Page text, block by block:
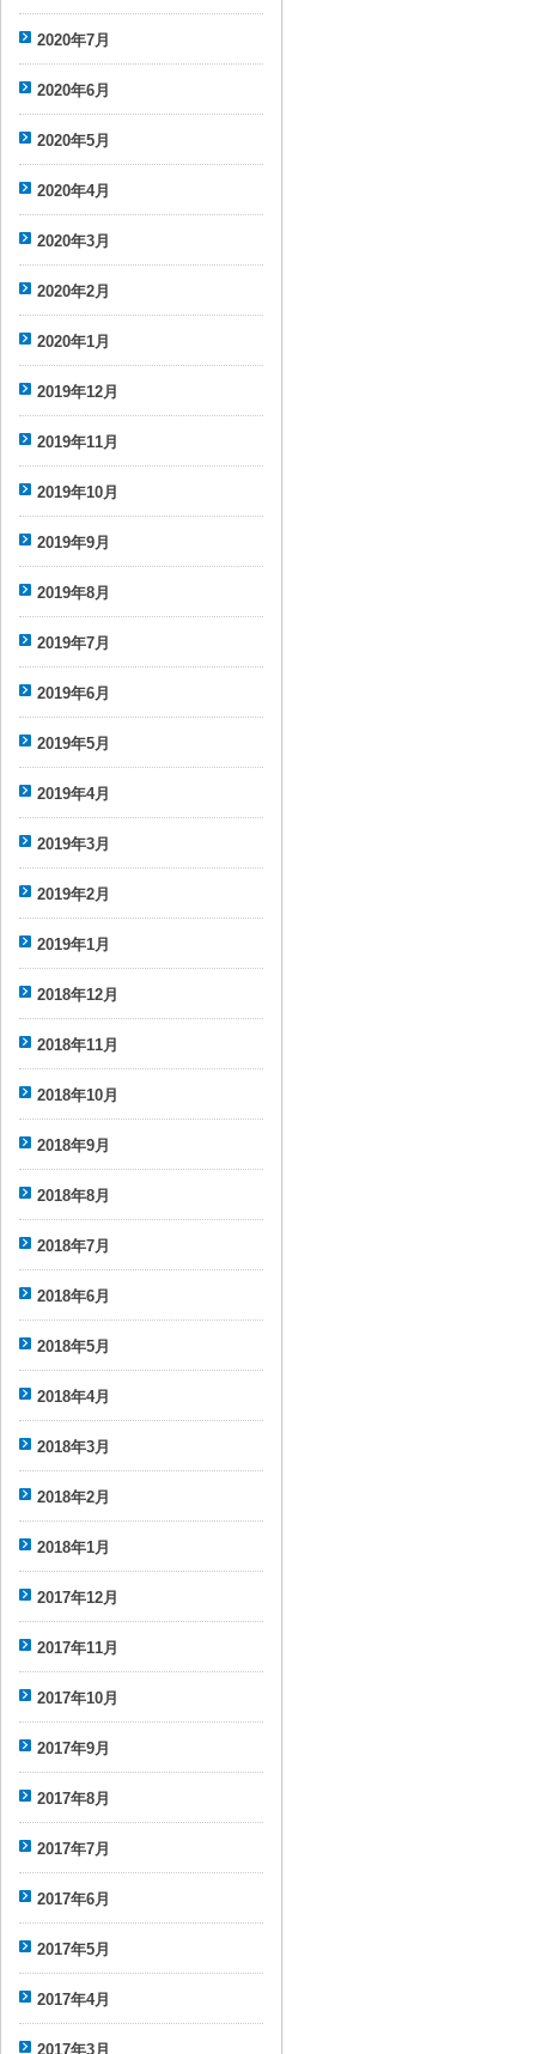
2020年7月
2020年6月
2020年5月
2020年4月
2020年3月
2020年2月
2020年1月
2019年12月
2019年11月
2019年10月
2019年9月
2019年8月
2019年7月
2019年6月
2019年5月
2019年4月
2019年3月
2019年2月
2019年1月
2018年12月
2018年11月
2018年10月
2018年9月
2018年8月
2018年7月
2018年6月
2018年5月
2018年4月
2018年3月
2018年2月
2018年1月
2017年12月
2017年11月
2017年10月
2017年9月
2017年8月
2017年7月
2017年6月
2017年5月
2017年4月
2017年3月